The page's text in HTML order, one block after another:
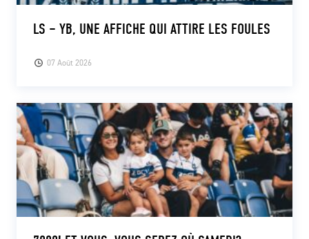
07 Août 2026
LS – YB, UNE AFFICHE QUI ATTIRE LES FOULES